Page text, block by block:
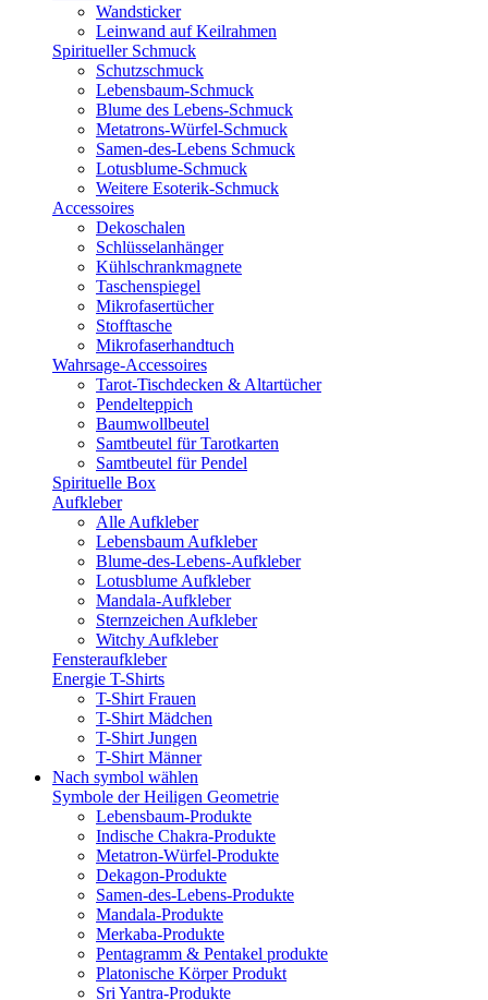
Wandsticker
Leinwand auf Keilrahmen
Spiritueller Schmuck
Schutzschmuck
Lebensbaum-Schmuck
Blume des Lebens-Schmuck
Metatrons-Würfel-Schmuck
Samen-des-Lebens Schmuck
Lotusblume-Schmuck
Weitere Esoterik-Schmuck
Accessoires
Dekoschalen
Schlüsselanhänger
Kühlschrankmagnete
Taschenspiegel
Mikrofasertücher
Stofftasche
Mikrofaserhandtuch
Wahrsage-Accessoires
Tarot-Tischdecken & Altartücher
Pendelteppich
Baumwollbeutel
Samtbeutel für Tarotkarten
Samtbeutel für Pendel
Spirituelle Box
Aufkleber
Alle Aufkleber
Lebensbaum Aufkleber
Blume-des-Lebens-Aufkleber
Lotusblume Aufkleber
Mandala-Aufkleber
Sternzeichen Aufkleber
Witchy Aufkleber
Fensteraufkleber
Energie T-Shirts
T-Shirt Frauen
T-Shirt Mädchen
T-Shirt Jungen
T-Shirt Männer
Nach symbol wählen
Symbole der Heiligen Geometrie
Lebensbaum-Produkte
Indische Chakra-Produkte
Metatron-Würfel-Produkte
Dekagon-Produkte
Samen-des-Lebens-Produkte
Mandala-Produkte
Merkaba-Produkte
Pentagramm & Pentakel produkte
Platonische Körper Produkt
Sri Yantra-Produkte